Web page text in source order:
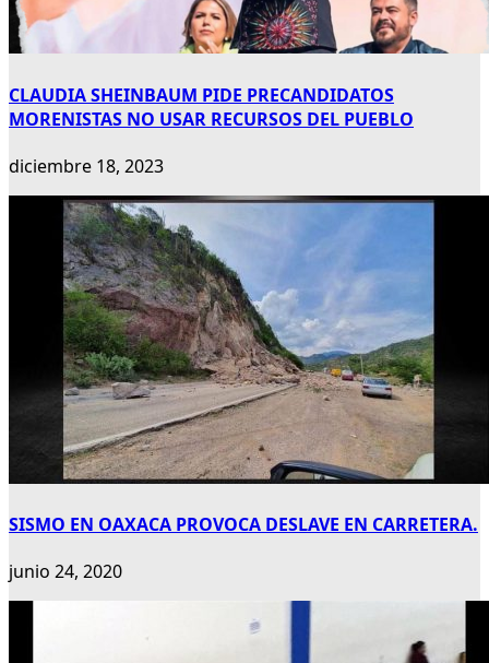
CLAUDIA SHEINBAUM PIDE PRECANDIDATOS
MORENISTAS NO USAR RECURSOS DEL PUEBLO
diciembre 18, 2023
SISMO EN OAXACA PROVOCA DESLAVE EN CARRETERA.
junio 24, 2020